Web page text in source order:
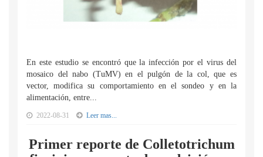
En este estudio se encontró que la infección por el virus del
mosaico del nabo (TuMV) en el pulgón de la col, que es
vector, modifica su comportamiento en el sondeo y en la
alimentación, entre...
2022-08-31 Leer mas...
Primer reporte de Colletotrichum